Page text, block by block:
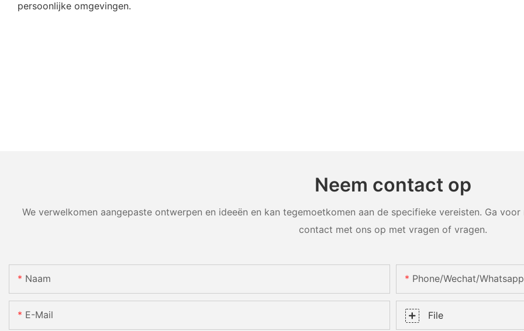
persoonlijke omgevingen.
Neem contact op
We verwelkomen aangepaste ontwerpen en ideeën en kan tegemoetkomen aan de specifieke vereisten. Ga
contact met ons op met vragen of vragen.
Naam Phone/Wechat/Whatsapp
E-Mail File